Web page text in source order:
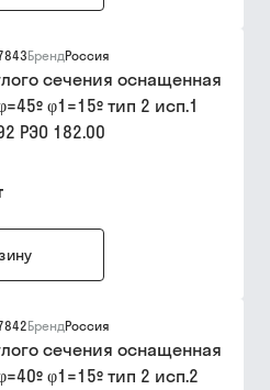
БрендРоссия
сечения оснащенная
φ1=15º тип 2 исп.1
РЭО 182.00
БрендРоссия
сечения оснащенная
φ1=15º тип 2 исп.2